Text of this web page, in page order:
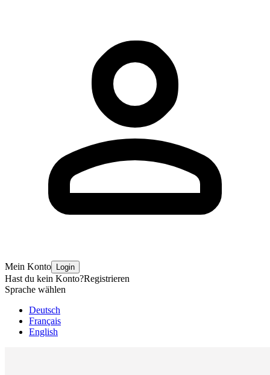
Mein Konto Login
Hast du kein Konto?Registrieren
Sprache wählen
Deutsch
Français
English